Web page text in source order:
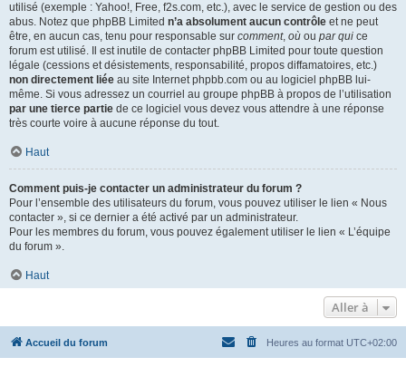
utilisé (exemple : Yahoo!, Free, f2s.com, etc.), avec le service de gestion ou des
abus. Notez que phpBB Limited n’a absolument aucun contrôle et ne peut
être, en aucun cas, tenu pour responsable sur comment, où ou par qui ce
forum est utilisé. Il est inutile de contacter phpBB Limited pour toute question
légale (cessions et désistements, responsabilité, propos diffamatoires, etc.)
non directement liée au site Internet phpbb.com ou au logiciel phpBB lui-
même. Si vous adressez un courriel au groupe phpBB à propos de l’utilisation
par une tierce partie de ce logiciel vous devez vous attendre à une réponse
très courte voire à aucune réponse du tout.
Haut
Comment puis-je contacter un administrateur du forum ?
Pour l’ensemble des utilisateurs du forum, vous pouvez utiliser le lien « Nous
contacter », si ce dernier a été activé par un administrateur.
Pour les membres du forum, vous pouvez également utiliser le lien « L’équipe
du forum ».
Haut
Aller à
Accueil du forum Heures au format UTC+02:00